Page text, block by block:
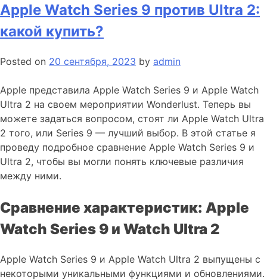
Apple Watch Series 9 против Ultra 2:
какой купить?
Posted on 20 сентября, 2023 by admin
Apple представила Apple Watch Series 9 и Apple Watch
Ultra 2 на своем мероприятии Wonderlust. Теперь вы
можете задаться вопросом, стоят ли Apple Watch Ultra
2 того, или Series 9 — лучший выбор. В этой статье я
проведу подробное сравнение Apple Watch Series 9 и
Ultra 2, чтобы вы могли понять ключевые различия
между ними.
Сравнение характеристик: Apple
Watch Series 9 и Watch Ultra 2
Apple Watch Series 9 и Apple Watch Ultra 2 выпущены с
некоторыми уникальными функциями и обновлениями.